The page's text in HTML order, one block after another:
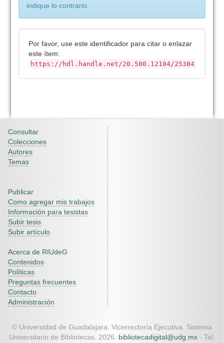
indique lo contrario.
Por favor, use este identificador para citar o enlazar
este ítem:
https://hdl.handle.net/20.500.12104/25384
Consultar
Colecciones
Autores
Temas
Publicar
Como agregar mis trabajos
Información para tesistas
Subir tesis
Subir artículo
Acerca de RIUdeG
Contenidos
Políticas
Preguntas frecuentes
Contacto
Administración
© Universidad de Guadalajara. Vicerrectoría Ejecutiva. Sistema
Universitario de Bibliotecas. 2026. bibliotecadigital@udg.mx - Tel.